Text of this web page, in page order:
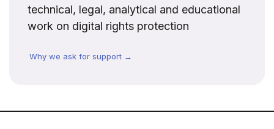
technical, legal, analytical and educational
work on digital rights protection
Why we ask for support →